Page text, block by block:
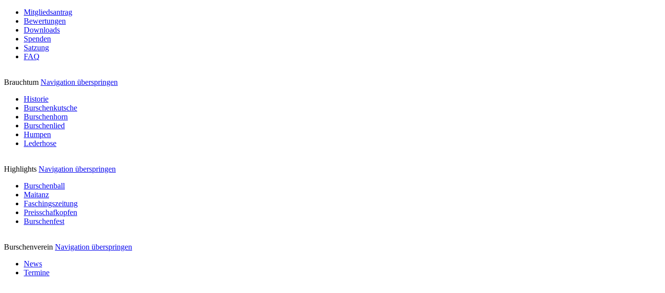
Mitgliedsantrag
Bewertungen
Downloads
Spenden
Satzung
FAQ
Brauchtum Navigation überspringen
Historie
Burschenkutsche
Burschenhorn
Burschenlied
Humpen
Lederhose
Highlights Navigation überspringen
Burschenball
Maitanz
Faschingszeitung
Preisschafkopfen
Burschenfest
Burschenverein Navigation überspringen
News
Termine